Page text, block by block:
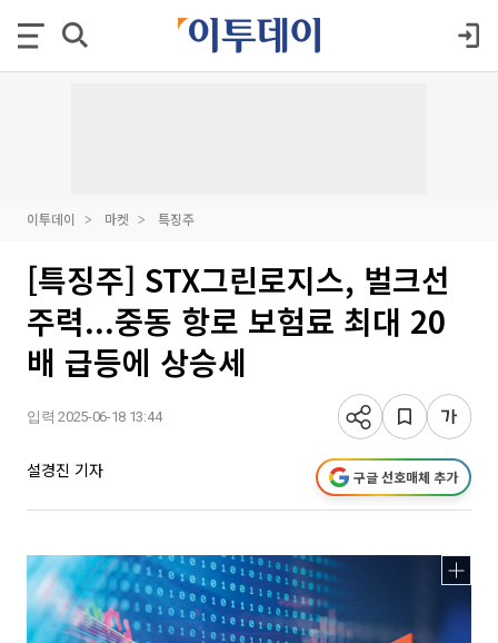
이투데이 마켓 특징주
[특징주] STX그린로지스, 벌크선
주력...중동 항로 보험료 최대 20
배 급등에 상승세
입력 2025-06-18 13:44
설경진 기자 구글 선호매체 추가